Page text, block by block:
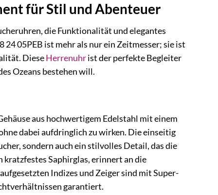
für Stil und Abenteuer
die Funktionalität und elegantes
05PEB ist mehr als nur ein Zeitmesser; sie ist
DieseHerrenuhrist der perfekte Begleiter
Ozeans bestehen will.
aus hochwertigem Edelstahl mit einem
dabei aufdringlich zu wirken. Die einseitig
sondern auch ein stilvolles Detail, das die
Saphirglas, erinnert an die
Indizes und Zeiger sind mit Super-
garantiert.